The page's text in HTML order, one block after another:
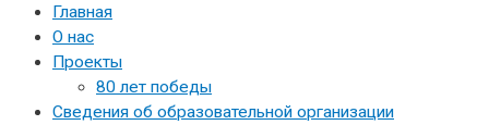
Главная
О нас
Проекты
80 лет победы
Сведения об образовательной организации